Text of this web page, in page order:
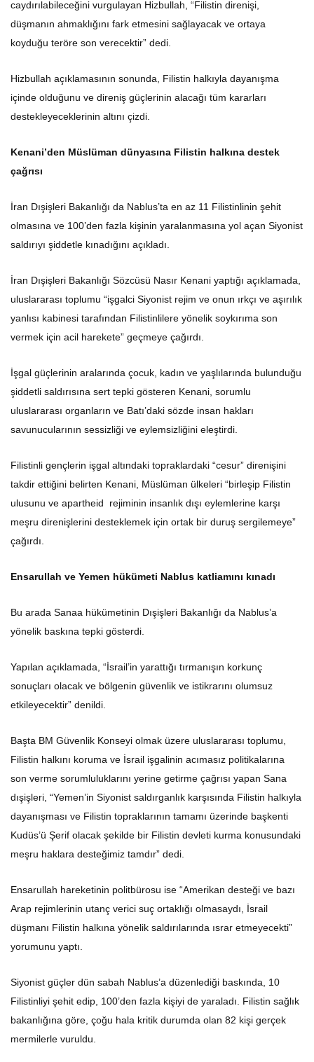
caydırılabileceğini vurgulayan Hizbullah, “Filistin direnişi,
düşmanın ahmaklığını fark etmesini sağlayacak ve ortaya
koyduğu teröre son verecektir” dedi.
Hizbullah açıklamasının sonunda, Filistin halkıyla dayanışma
içinde olduğunu ve direniş güçlerinin alacağı tüm kararları
destekleyeceklerinin altını çizdi.
Kenani’den Müslüman dünyasına Filistin halkına destek
çağrısı
İran Dışişleri Bakanlığı da Nablus’ta en az 11 Filistinlinin şehit
olmasına ve 100’den fazla kişinin yaralanmasına yol açan Siyonist
saldırıyı şiddetle kınadığını açıkladı.
İran Dışişleri Bakanlığı Sözcüsü Nasır Kenani yaptığı açıklamada,
uluslararası toplumu “işgalci Siyonist rejim ve onun ırkçı ve aşırılık
yanlısı kabinesi tarafından Filistinlilere yönelik soykırıma son
vermek için acil harekete” geçmeye çağırdı.
İşgal güçlerinin aralarında çocuk, kadın ve yaşlılarında bulunduğu
şiddetli saldırısına sert tepki gösteren Kenani, sorumlu
uluslararası organların ve Batı’daki sözde insan hakları
savunucularının sessizliği ve eylemsizliğini eleştirdi.
Filistinli gençlerin işgal altındaki topraklardaki “cesur” direnişini
takdir ettiğini belirten Kenani, Müslüman ülkeleri “birleşip Filistin
ulusunu ve apartheid rejiminin insanlık dışı eylemlerine karşı
meşru direnişlerini desteklemek için ortak bir duruş sergilemeye”
çağırdı.
Ensarullah ve Yemen hükümeti Nablus katliamını kınadı
Bu arada Sanaa hükümetinin Dışişleri Bakanlığı da Nablus’a
yönelik baskına tepki gösterdi.
Yapılan açıklamada, “İsrail’in yarattığı tırmanışın korkunç
sonuçları olacak ve bölgenin güvenlik ve istikrarını olumsuz
etkileyecektir” denildi.
Başta BM Güvenlik Konseyi olmak üzere uluslararası toplumu,
Filistin halkını koruma ve İsrail işgalinin acımasız politikalarına
son verme sorumluluklarını yerine getirme çağrısı yapan Sana
dışişleri, “Yemen’in Siyonist saldırganlık karşısında Filistin halkıyla
dayanışması ve Filistin topraklarının tamamı üzerinde başkenti
Kudüs’ü Şerif olacak şekilde bir Filistin devleti kurma konusundaki
meşru haklara desteğimiz tamdır” dedi.
Ensarullah hareketinin politbürosu ise “Amerikan desteği ve bazı
Arap rejimlerinin utanç verici suç ortaklığı olmasaydı, İsrail
düşmanı Filistin halkına yönelik saldırılarında ısrar etmeyecekti”
yorumunu yaptı.
Siyonist güçler dün sabah Nablus’a düzenlediği baskında, 10
Filistinliyi şehit edip, 100’den fazla kişiyi de yaraladı. Filistin sağlık
bakanlığına göre, çoğu hala kritik durumda olan 82 kişi gerçek
mermilerle vuruldu.